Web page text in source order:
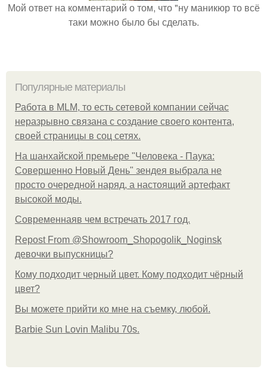
Мой ответ на комментарий о том, что "ну маникюр то всё
таки можно было бы сделать.
Популярные материалы
Работа в MLM, то есть сетевой компании сейчас
неразрывно связана с создание своего контента,
своей страницы в соц сетях.
На шанхайской премьере "Человека - Паука:
Совершенно Новый День" зендея выбрала не
просто очередной наряд, а настоящий артефакт
высокой моды.
Современнаяв чем встречать 2017 год.
Repost From @Showroom_Shopogolik_Noginsk
девочки выпускницы?
Кому подходит черный цвет. Кому подходит чёрный
цвет?
Вы можете прийти ко мне на съемку, любой.
Barbie Sun Lovin Malibu 70s.